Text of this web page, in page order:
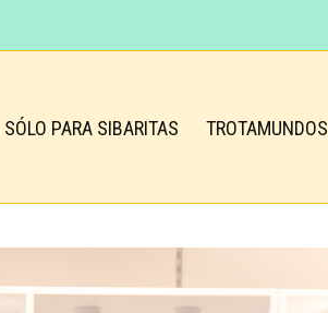
SÓLO PARA SIBARITAS TROTAMUNDOS